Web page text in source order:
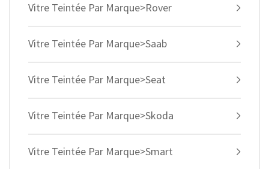
Vitre Teintée Par Marque>Rover
Vitre Teintée Par Marque>Saab
Vitre Teintée Par Marque>Seat
Vitre Teintée Par Marque>Skoda
Vitre Teintée Par Marque>Smart